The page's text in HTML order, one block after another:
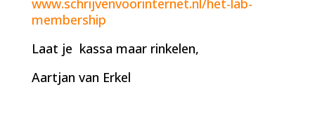
membership
Laat je kassa maar rinkelen,
Aartjan van Erkel